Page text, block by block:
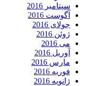
سپتامبر 2016
آگوست 2016
جولای 2016
ژوئن 2016
می 2016
آوریل 2016
مارس 2016
فوریه 2016
ژانویه 2016